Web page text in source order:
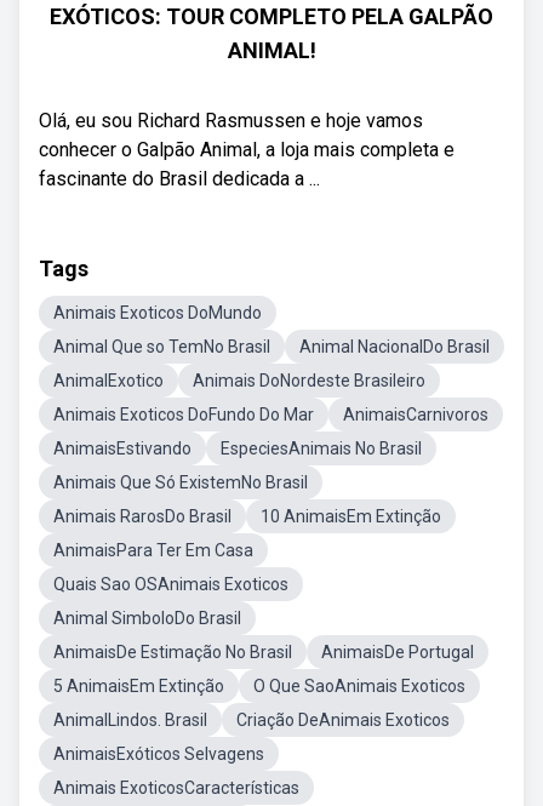
EXÓTICOS: TOUR COMPLETO PELA GALPÃO
ANIMAL!
Olá, eu sou Richard Rasmussen e hoje vamos
conhecer o Galpão Animal, a loja mais completa e
fascinante do Brasil dedicada a ...
Tags
Animais Exoticos DoMundo
Animal Que so TemNo Brasil
Animal NacionalDo Brasil
AnimalExotico
Animais DoNordeste Brasileiro
Animais Exoticos DoFundo Do Mar
AnimaisCarnivoros
AnimaisEstivando
EspeciesAnimais No Brasil
Animais Que Só ExistemNo Brasil
Animais RarosDo Brasil
10 AnimaisEm Extinção
AnimaisPara Ter Em Casa
Quais Sao OSAnimais Exoticos
Animal SimboloDo Brasil
AnimaisDe Estimação No Brasil
AnimaisDe Portugal
5 AnimaisEm Extinção
O Que SaoAnimais Exoticos
AnimalLindos. Brasil
Criação DeAnimais Exoticos
AnimaisExóticos Selvagens
Animais ExoticosCaracterísticas